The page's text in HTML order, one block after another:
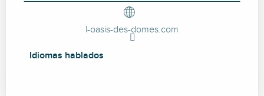
l-oasis-des-domes.com
Idiomas hablados
Idiomas hablados